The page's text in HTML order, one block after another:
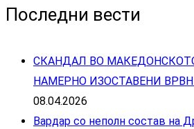
Последни вести
СКАНДАЛ ВО
НАМЕРНО ИЗОСТАВЕНИ
08.04.2026
Вардар со неполн состав на